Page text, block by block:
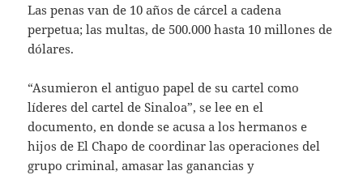
Las penas van de 10 años de cárcel a cadena
perpetua; las multas, de 500.000 hasta 10 millones de
dólares.
“Asumieron el antiguo papel de su cartel como
líderes del cartel de Sinaloa”, se lee en el
documento, en donde se acusa a los hermanos e
hijos de El Chapo de coordinar las operaciones del
grupo criminal, amasar las ganancias y